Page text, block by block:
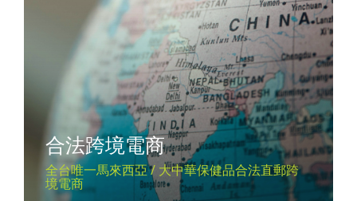
合法跨境電商
全台唯一馬來西亞 / 大中華保健品合法直郵跨
境電商